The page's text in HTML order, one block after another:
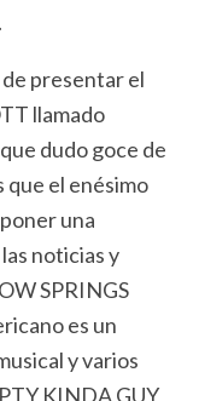
presentar el
llamado
dudo goce de
que el enésimo
una
noticias y
SPRINGS
es un
y varios
KINDA GUY